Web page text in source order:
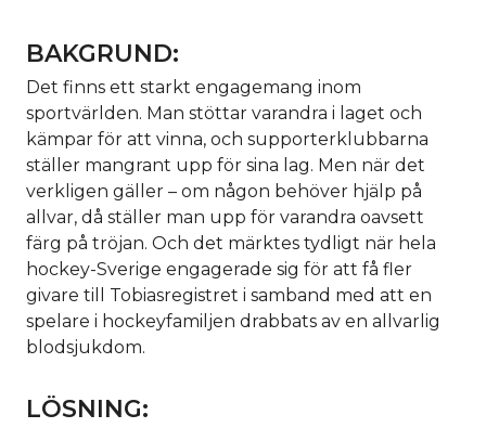
BAKGRUND:
Det finns ett starkt engagemang inom
sportvärlden. Man stöttar varandra i laget och
kämpar för att vinna, och supporterklubbarna
ställer mangrant upp för sina lag. Men när det
verkligen gäller – om någon behöver hjälp på
allvar, då ställer man upp för varandra oavsett
färg på tröjan. Och det märktes tydligt när hela
hockey-Sverige engagerade sig för att få fler
givare till Tobiasregistret i samband med att en
spelare i hockeyfamiljen drabbats av en allvarlig
blodsjukdom.
LÖSNING: